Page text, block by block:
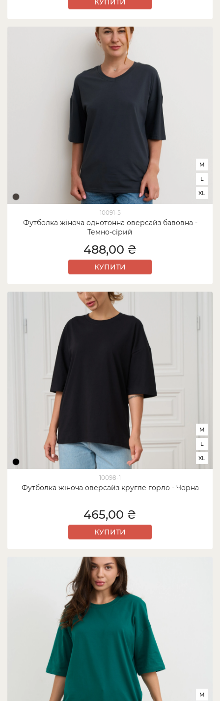
КУПИТИ
10091-5
Футболка жіноча однотонна оверсайз бавовна -
Темно-сірий
M
L
XL
488,00 ₴
КУПИТИ
10098-1
Футболка жіноча оверсайз кругле горло - Чорна
M
L
XL
465,00 ₴
КУПИТИ
M